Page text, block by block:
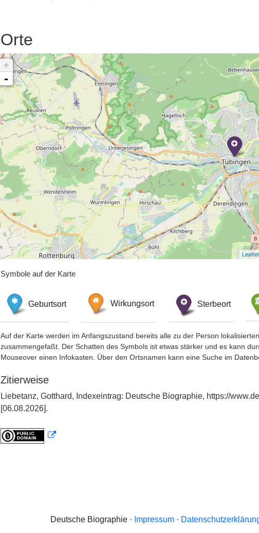
Orte
+
-
Leaflet
Symbole auf der Karte
Geburtsort Wirkungsort Sterbeort
Auf der Karte werden im Anfangszustand bereits alle zu der Person
zusammengefaßt. Der Schatten des Symbols ist etwas stärker und es kann
Mouseover einen Infokasten. Über den Ortsnamen kann eine Suche im
Zitierweise
Liebetanz, Gotthard, Indexeintrag: Deutsche Biographie, https://
[06.08.2026].
Deutsche Biographie · Impressum ·